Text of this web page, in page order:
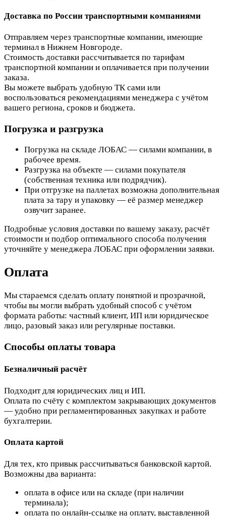
Доставка по России транспортными компаниями
Отправляем через транспортные компании, имеющие
терминал в Нижнем Новгороде.
Стоимость доставки рассчитывается по тарифам
транспортной компании и оплачивается при получении
заказа.
Вы можете выбрать удобную ТК сами или
воспользоваться рекомендациями менеджера с учётом
вашего региона, сроков и бюджета.
Погрузка и разгрузка
Погрузка на складе ЛОБАС — силами компании, в
рабочее время.
Разгрузка на объекте — силами покупателя
(собственная техника или подрядчик).
При отгрузке на паллетах возможна дополнительная
плата за тару и упаковку — её размер менеджер
озвучит заранее.
Подробные условия доставки по вашему заказу, расчёт
стоимости и подбор оптимального способа получения
уточняйте у менеджера ЛОБАС при оформлении заявки.
Оплата
Мы стараемся сделать оплату понятной и прозрачной,
чтобы вы могли выбрать удобный способ с учётом
формата работы: частный клиент, ИП или юридическое
лицо, разовый заказ или регулярные поставки.
Способы оплаты товара
Безналичный расчёт
Подходит для юридических лиц и ИП.
Оплата по счёту с комплектом закрывающих документов
— удобно при регламентированных закупках и работе
бухгалтерии.
Оплата картой
Для тех, кто привык рассчитываться банковской картой.
Возможны два варианта:
оплата в офисе или на складе (при наличии
терминала);
оплата по онлайн-ссылке на оплату, выставленной